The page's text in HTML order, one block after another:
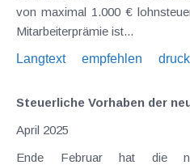
von maximal 1.000 €
Mitarbeiterprämie ist...
Langtext
empfehlen
Steuerliche Vorhaben der
April 2025
Ende Februar hat die